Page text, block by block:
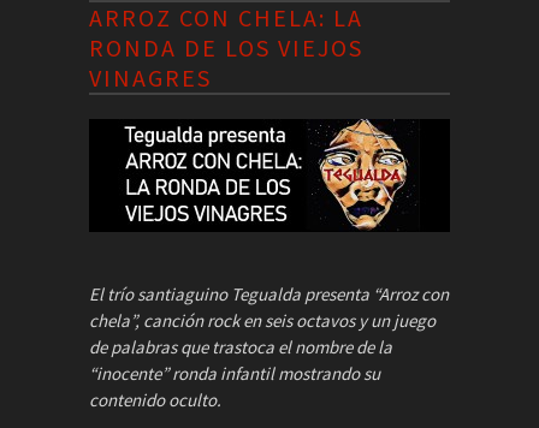
ARROZ CON CHELA: LA
RONDA DE LOS VIEJOS
VINAGRES
El trío santiaguino Tegualda presenta “Arroz con
chela”, canción rock en seis octavos y un juego
de palabras que trastoca el nombre de la
“inocente” ronda infantil mostrando su
contenido oculto.